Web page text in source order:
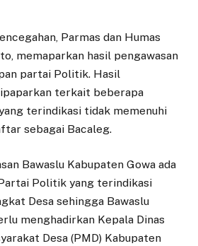
Parmas dan Humas
memaparkan hasil pengawasan
partai Politik. Hasil
terkait beberapa
terindikasi tidak memenuhi
sebagai Bacaleg.
Bawaslu Kabupaten Gowa ada
Politik yang terindikasi
Desa sehingga Bawaslu
menghadirkan Kepala Dinas
Desa (PMD) Kabupaten